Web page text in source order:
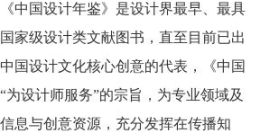
中国设计年鉴》是设计界最早、最具
家级设计类文献图书，直至目前已出
国设计文化核心创意的代表，《中国
为设计师服务”的宗旨，为专业领域及
息与创意资源，充分发挥在传播知